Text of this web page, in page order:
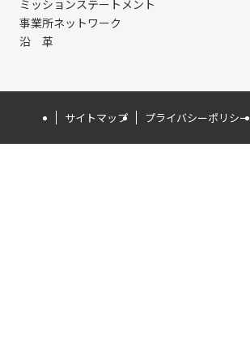
ミッションステートメント
事業所ネットワーク
沿 革
サイトマップ プライバシーポリシー